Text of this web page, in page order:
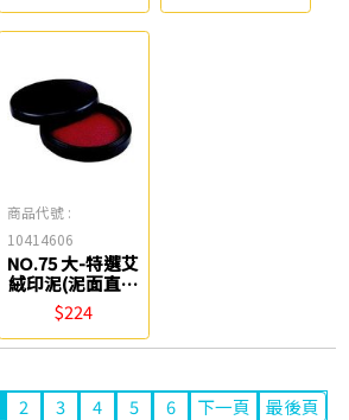
商品代號 :
10414606
NO.75 大-特選艾
絨印泥(泥面直徑
75mm) Life
$224
2 3 4 5 6 下一頁 最後頁